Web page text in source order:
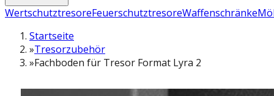
WertschutztresoreFeuerschutztresoreWaffenschränke
Startseite
»Tresorzubehör
»Fachboden für Tresor Format Lyra 2